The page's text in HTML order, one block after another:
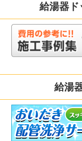
給湯器ド
給湯